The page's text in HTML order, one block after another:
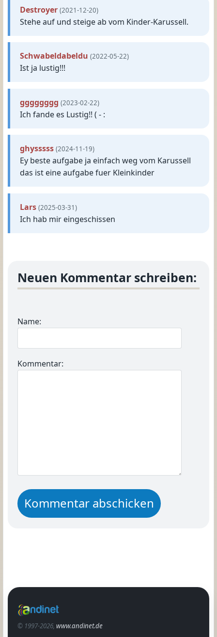
Destroyer (2021-12-20)
Stehe auf und steige ab vom Kinder-Karussell.
Schwabeldabeldu (2022-05-22)
Ist ja lustig!!!
gggggggg (2023-02-22)
Ich fande es Lustig!! ( - :
ghysssss (2024-11-19)
Ey beste aufgabe ja einfach weg vom Karussell
das ist eine aufgabe fuer Kleinkinder
Lars (2025-03-31)
Ich hab mir eingeschissen
Neuen Kommentar schreiben:
Name:
Kommentar:
© 1997-2026, www.andinet.de